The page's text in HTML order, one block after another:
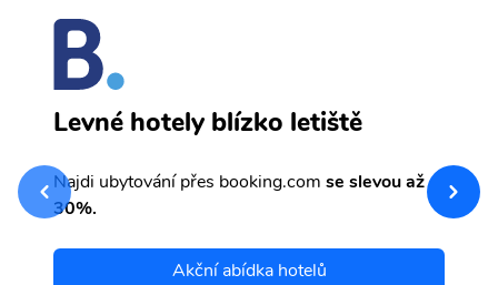
Levné hotely blízko letiště
Najdi ubytování přes booking.com se slevou až
30%.
Akční abídka hotelů